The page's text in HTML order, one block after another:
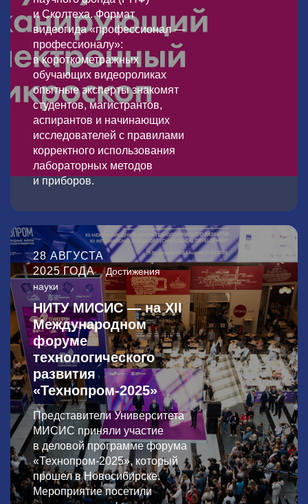
и Сколтеха. Формат
видеогида «профессионал —
профессионалу»:
в короткометражных
обучающих видеороликах
опытные эксперты знакомят
студентов, магистрантов,
аспирантов и начинающих
исследователей с правилами
корректного использования
лабораторных методов
и приборов.
28 АВГУСТА
2025 ГОДА
Достижения
науки
НИТУ МИСИС — на XII
Международном
форуме
технологического
развития
«Технопром-2025»
Представители Университета
МИСИС приняли участие
в деловой программе форума
«Технопром-2025», который
прошел в Новосибирске.
Мероприятие посетили